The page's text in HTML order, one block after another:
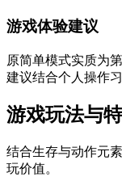
游戏体验建议
原简单模式实质为
建议结合个人操作
游戏玩法与
结合生存与动作元
玩价值。